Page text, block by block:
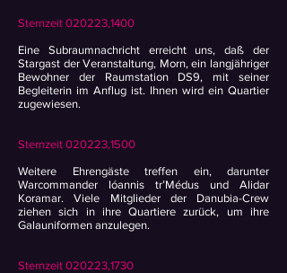
Sternzeit 020223,1400
Eine Subraumnachricht erreicht uns, daß der
Stargast der Veranstaltung, Morn, ein langjähriger
Bewohner der Raumstation DS9, mit seiner
Begleiterin im Anflug ist. Ihnen wird ein Quartier
zugewiesen.
Sternzeit 020223,1500
Weitere Ehrengäste treffen ein, darunter
Warcommander Ióannis tr’Médus und Alidar
Koramar. Viele Mitglieder der Danubia-Crew
ziehen sich in ihre Quartiere zurück, um ihre
Galauniformen anzulegen.
Sternzeit 020223,1730